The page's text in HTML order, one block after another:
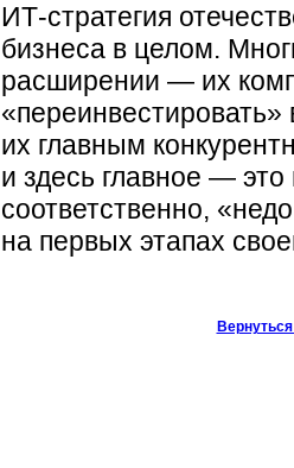
ИТ-стратегия
бизнеса в целом.
расширении — их
«переинвестировать»
их главным
и здесь главное —
соответственно,
на первых этапах